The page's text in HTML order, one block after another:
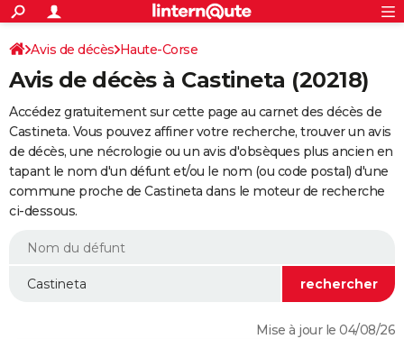
ACTUALITÉS
Politique
Société
Faits Divers
Education
Monde
Villes
+
SPORT
Coupe du monde 2026
Football
Tennis
Cyclisme
Rugby
Forum
Programme TV
TNT
Streaming
Cinéma
Sorties cinéma
Musique
+
FINANCE
Retraite
Epargne
Immobilier
Risques naturels par ville
Assurance
AUTO
Essais
Réserver un essai
Citadines
Berlines
SUV
Forum auto
+HIGH-TECH
BRICOLAGE
WEEK-END
Connexion
Avis de décès Haute-Corse
Avis de décès à Castineta (20218)
Accédez gratuitement sur cette page au carnet des décès de
Castineta. Vous pouvez affiner votre recherche, trouver un avis
de décès, une nécrologie ou un avis d'obsèques plus ancien en
tapant le nom d'un défunt et/ou le nom (ou code postal) d'une
commune proche de Castineta dans le moteur de recherche
ci-dessous.
Mise à jour le 04/08/26